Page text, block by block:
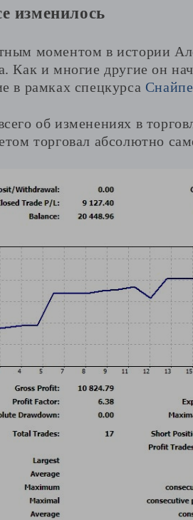
изменилось
моментом в истории
Как и многие другие он
в рамках спецкурса
об изменениях в
торговал абсолютно